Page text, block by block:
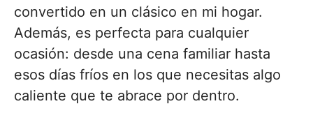
convertido en un clásico en mi hogar.
Además, es perfecta para cualquier
ocasión: desde una cena familiar hasta
esos días fríos en los que necesitas algo
caliente que te abrace por dentro.